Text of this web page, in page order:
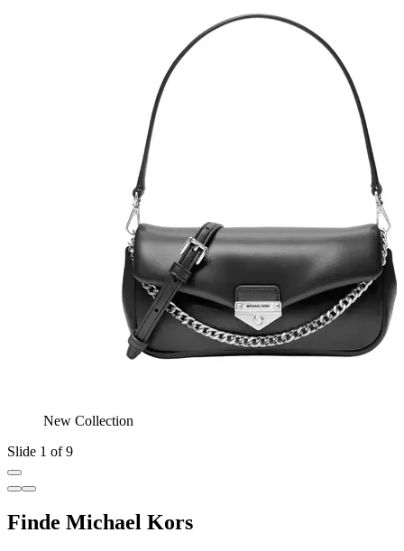
New Collection
Slide 1 of 9
Finde Michael Kors